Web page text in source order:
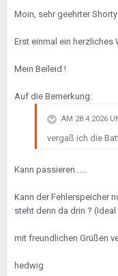
Moin, sehr geehrter
Erst einmal ein herzliches
Mein Beileid !
Auf die Bemerkung:
AM 28.4.2026
vergaß ich die
Kann passieren......
Kann der Fehlerspeicher
steht denn da drin ?
mit freundlichen Grüßen
hedwig